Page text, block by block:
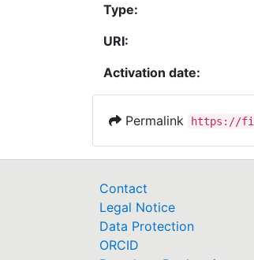
Type:
URI:
Activation date:
Permalink https://
Contact
Legal Notice
Data Protection
ORCID